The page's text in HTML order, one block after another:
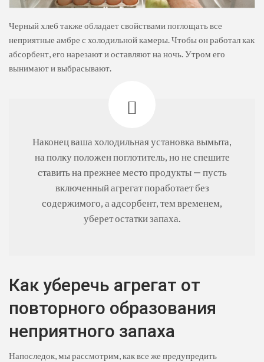
Черный хлеб также обладает свойствами поглощать все
неприятные амбре с холодильной камеры. Чтобы он работал как
абсорбент, его нарезают и оставляют на ночь. Утром его
вынимают и выбрасывают.
Наконец ваша холодильная установка вымыта,
на полку положен поглотитель, но не спешите
ставить на прежнее место продукты — пусть
включенный агрегат поработает без
содержимого, а адсорбент, тем временем,
уберет остатки запаха.
Как уберечь агрегат от
повторного образования
неприятного запаха
Напоследок, мы рассмотрим, как все же предупредить